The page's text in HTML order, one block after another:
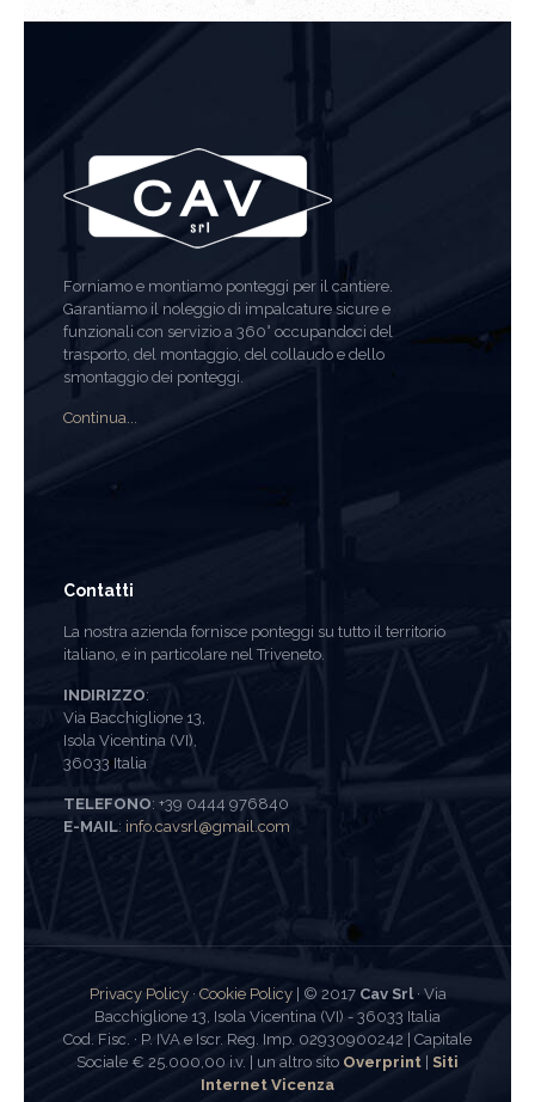
Forniamo e montiamo ponteggi per il cantiere.
Garantiamo il noleggio di impalcature sicure e
funzionali con servizio a 360° occupandoci del
trasporto, del montaggio, del collaudo e dello
smontaggio dei ponteggi.
Continua...
Contatti
La nostra azienda fornisce ponteggi su tutto il territorio
italiano, e in particolare nel Triveneto.
INDIRIZZO:
Via Bacchiglione 13,
Isola Vicentina (VI),
36033 Italia
TELEFONO: +39 0444 976840
E-MAIL: info.cavsrl@gmail.com
Privacy Policy · Cookie Policy | © 2017 Cav Srl· Via
Bacchiglione 13, Isola Vicentina (VI) - 36033 Italia
Cod. Fisc. · P. IVA e Iscr. Reg. Imp. 02930900242 | Capitale
Sociale € 25.000,00 i.v. | un altro sito Overprint Siti
Internet Vicenza